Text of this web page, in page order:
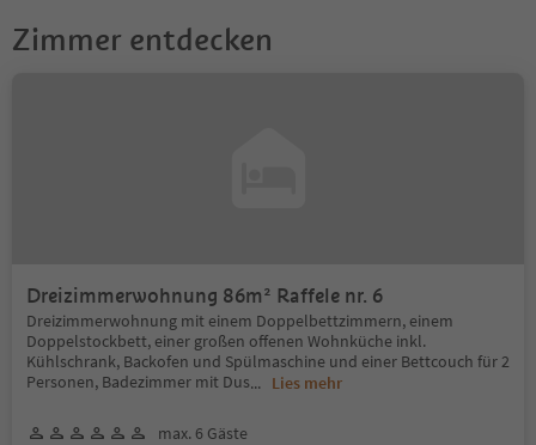
Zimmer entdecken
Dreizimmerwohnung 86m² Raffele nr. 6
Dreizimmerwohnung mit einem Doppelbettzimmern, einem
Doppelstockbett, einer großen offenen Wohnküche inkl.
Kühlschrank, Backofen und Spülmaschine und einer Bettcouch für 2
Personen, Badezimmer mit Dus... Lies mehr
max. 6 Gäste